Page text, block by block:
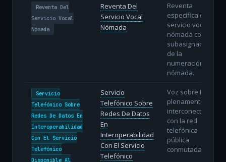
Reventa Del
Servicio Vocal
Nómada
Reventa Del
Servicio Vocal
Nómada
Reventa
específica del
servicio vocal
nómada con
subasignación
de la
numeración
nómada.
Servicio
Telefónico Sobre
Redes De Datos En
Interoperabilidad
Con El Servicio
Telefónico
Disponible Al
Servicio
Telefónico Sobre
Redes De Datos
En
Interoperabilidad
Con El Servicio
Telefónico
Voz sobre IP
plenamente
interconectada
con la red
telefónica
pública
conmutada.